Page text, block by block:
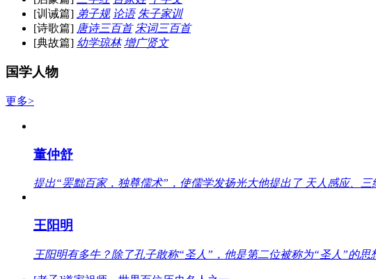
[训诫篇] 弟子规 论语 朱子家训
[诗歌篇] 唐诗三百首 宋词三百首
[典故篇] 幼学琼林 增广贤文
国学人物
更多>
董仲舒
提出“罢黜百家，独尊儒术”，使儒学发扬光大他提出了 天人感应、
王阳明
王阳明有多牛？除了孔子敢称“圣人”，他是第二位被称为“圣人”的思